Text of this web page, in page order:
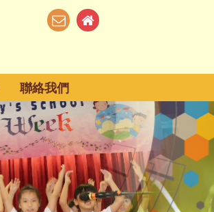
聯絡我們